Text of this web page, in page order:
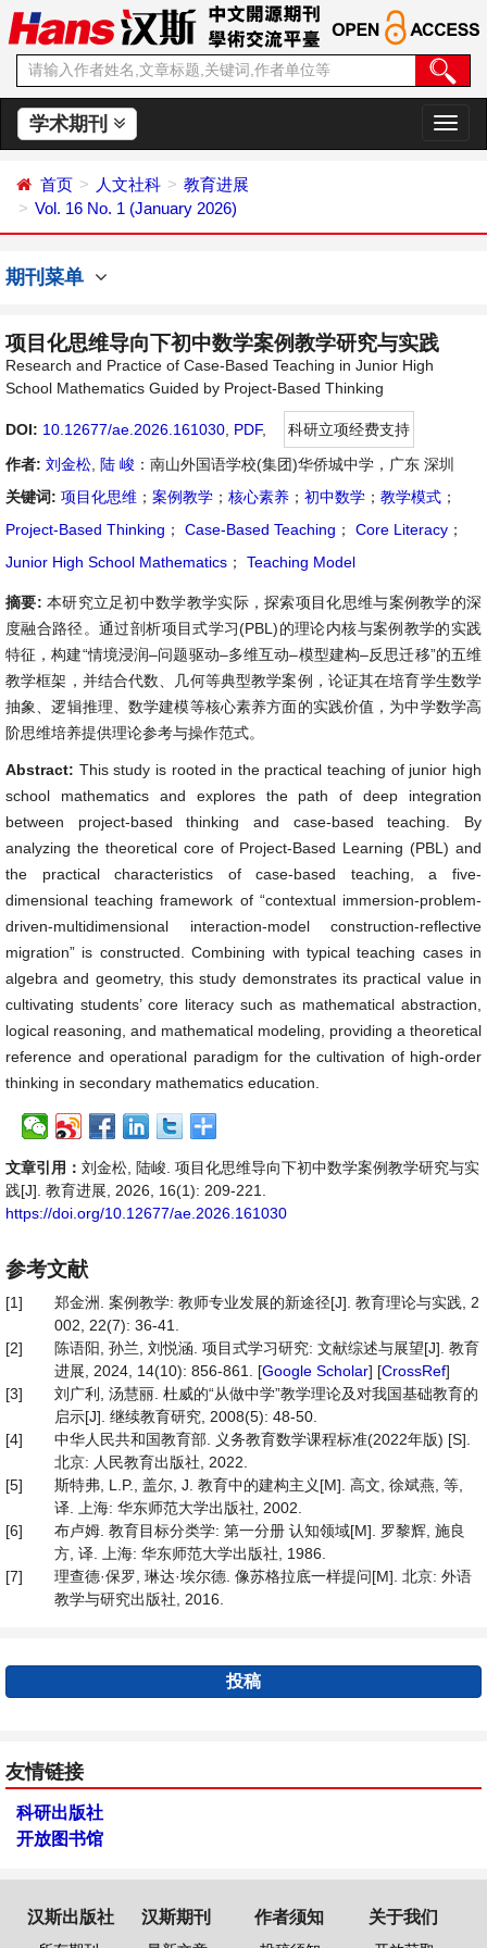
学术期刊
切
换
首页 人文社科
教育进展
Vol. 16 No. 1 (January 2026)
期刊菜单
项目化思维导向下初中数学案例教学研究与实践
Research and Practice of Case-Based Teaching in Junior High
School Mathematics Guided by Project-Based Thinking
DOI: 10.12677/ae.2026.161030 PDF,
科研立项经费支持
作者: 刘金松 陆 峻 ：南山外国语学校(集团)华侨城中学，广东 深圳
关键词: 项目化思维 ； 案例教学 ； 核心素养 ； 初中数学 ； 教学模式 ；
Project-Based Thinking ； Case-Based Teaching ； Core Literacy ；
Junior High School Mathematics ； Teaching Model
摘要: 本研究立足初中数学教学实际，探索项目化思维与案例教学的深
度融合路径。通过剖析项目式学习(PBL)的理论内核与案例教学的实践
特征，构建“情境浸润–问题驱动–多维互动–模型建构–反思迁移”的五维
教学框架，并结合代数、几何等典型教学案例，论证其在培育学生数学
抽象、逻辑推理、数学建模等核心素养方面的实践价值，为中学数学高
阶思维培养提供理论参考与操作范式。
Abstract: This study is rooted in the practical teaching of junior high
school mathematics and explores the path of deep integration
between project-based thinking and case-based teaching. By
analyzing the theoretical core of Project-Based Learning (PBL) and
the practical characteristics of case-based teaching, a five-
dimensional teaching framework of “contextual immersion-problem-
driven-multidimensional interaction-model construction-reflective
migration” is constructed. Combining with typical teaching cases in
algebra and geometry, this study demonstrates its practical value in
cultivating students’ core literacy such as mathematical abstraction,
logical reasoning, and mathematical modeling, providing a theoretical
reference and operational paradigm for the cultivation of high-order
thinking in secondary mathematics education.
文章引用： 刘金松, 陆峻. 项目化思维导向下初中数学案例教学研究与实
践[J]. 教育进展, 2026, 16(1): 209-221.
https://doi.org/10.12677/ae.2026.161030
参考文献
[1]
郑金洲. 案例教学: 教师专业发展的新途径[J]. 教育理论与实践, 2
002, 22(7): 36-41.
[2]
陈语阳, 孙兰, 刘悦涵. 项目式学习研究: 文献综述与展望[J]. 教育
进展, 2024, 14(10): 856-861. [Google Scholar] [CrossRef]
[3]
刘广利, 汤慧丽. 杜威的“从做中学”教学理论及对我国基础教育的
启示[J]. 继续教育研究, 2008(5): 48-50.
[4]
中华人民共和国教育部. 义务教育数学课程标准(2022年版) [S].
北京: 人民教育出版社, 2022.
[5]
斯特弗, L.P., 盖尔, J. 教育中的建构主义[M]. 高文, 徐斌燕, 等,
译. 上海: 华东师范大学出版社, 2002.
[6]
布卢姆. 教育目标分类学: 第一分册 认知领域[M]. 罗黎辉, 施良
方, 译. 上海: 华东师范大学出版社, 1986.
[7]
理查德·保罗, 琳达·埃尔德. 像苏格拉底一样提问[M]. 北京: 外语
教学与研究出版社, 2016.
投稿
友情链接
科研出版社
开放图书馆
汉斯出版社 汉斯期刊 作者须知 关于我们